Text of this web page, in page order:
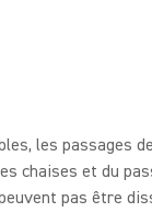
les passages
chaises et du
pas être